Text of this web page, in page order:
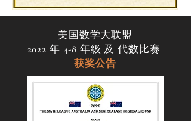
美国数学大联盟
2022 年 4-8 年级 及 代数比赛
获奖公告